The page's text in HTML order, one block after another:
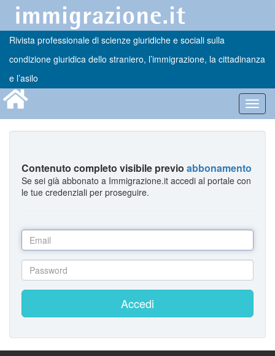
Rivista professionale di scienze giuridiche e sociali sulla
condizione giuridica dello straniero, l’immigrazione, la cittadinanza
e l’asilo
Contenuto completo visibile previo abbonamento
Se sei già abbonato a Immigrazione.it accedi al portale con
le tue credenziali per proseguire.
Accedi